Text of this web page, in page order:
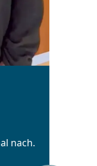
nach.